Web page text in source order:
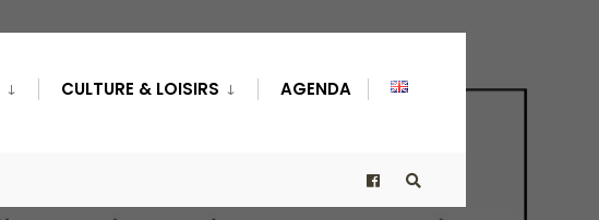
CULTURE & LOISIRS AGENDA